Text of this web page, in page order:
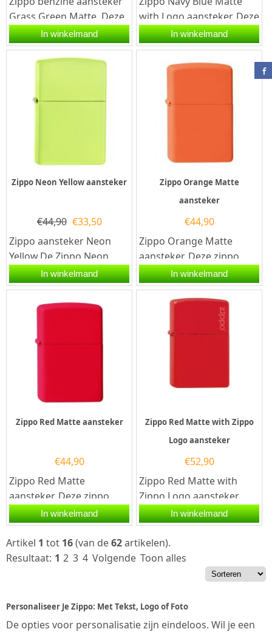
Grass Green Matte. Deze
zippo benzine aansteker
heeft rondom een
matte...
In winkelmand
with Logo aansteker. Deze
Zippo aansteker is mat
Navy...
In winkelmand
Zippo Neon Yellow aansteker
€44,90 €33,50
Zippo aansteker Neon
Yellow.De Zippo Neon
Yellow aansteker heeft
rondom een Neon gele
Coating.Een...
In winkelmand
Zippo Orange Matte
aansteker
€44,90
Zippo Orange Matte
aansteker. Deze zippo
aansteker is rondom Mat
Oranje afgewerkt. Een
Zippo...
In winkelmand
Zippo Red Matte aansteker
€44,90
Zippo Red Matte
aansteker. Deze zippo
aansteker heeft rondom
een matte rode Coating.
Een Zippo...
In winkelmand
Zippo Red Matte with Zippo
Logo aansteker
€52,90
Zippo Red Matte with
Zippo Logo aansteker.
Deze zippo aansteker...
In winkelmand
Artikel 1 tot 16(van de62artikelen).
Resultaat: 1 2 3 4 Volgende Toon alles
Personaliseer Je Zippo: Met Tekst, Logo of Foto
De opties voor personalisatie zijn eindeloos. Wil je een